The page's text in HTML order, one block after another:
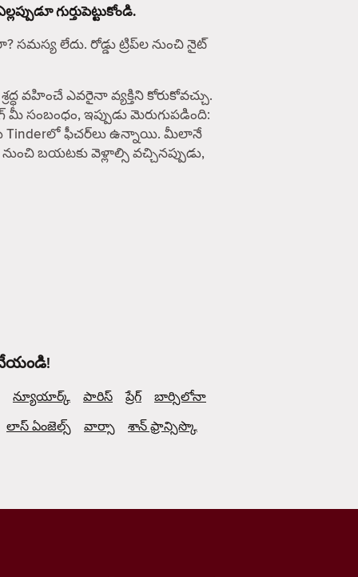
గుర్తుపెట్టుకోండి.
సమస్య లేదు. రోడ్డు ట్రిప్‌ల నుంచి నైట్
ఎవరైనా వ్యక్తిని కోరుకోవచ్చు.
ఇప్పుడు మెరుగుపడింది:
Tinderలో ఫీచర్‌లు ఉన్నాయి. మీలానే
బయటకు వెళ్లాల్సి వచ్చినప్పుడు,
చేయండి!
న్యూయార్క్ పారిస్ ప్రేగ్
బార్సిలోనా
లాస్ ఏంజెల్స్
వార్సా శాన్ ఫ్రాన్సిస్కొ